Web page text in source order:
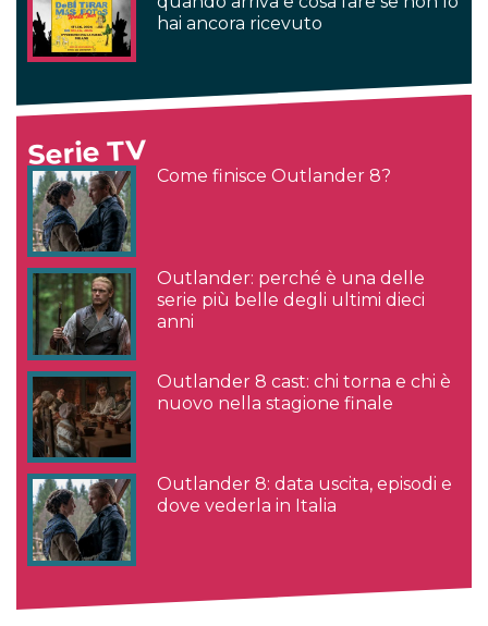
hai ancora ricevuto
Serie TV
Come finisce Outlander 8?
Outlander: perché è una delle
serie più belle degli ultimi dieci
anni
Outlander 8 cast: chi torna e chi è
nuovo nella stagione finale
Outlander 8: data uscita, episodi e
dove vederla in Italia